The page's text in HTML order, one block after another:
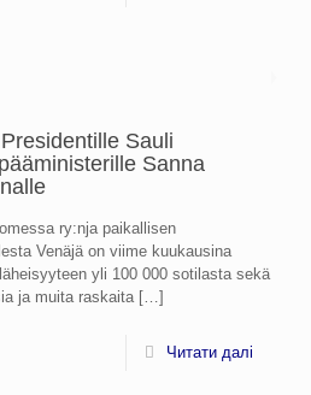
Sauli
Sanna
ry:nja paikallisen
Venäjä on viime kuukausina
yli 100 000 sotilasta sekä
ja muita raskaita[…]
Читати далі